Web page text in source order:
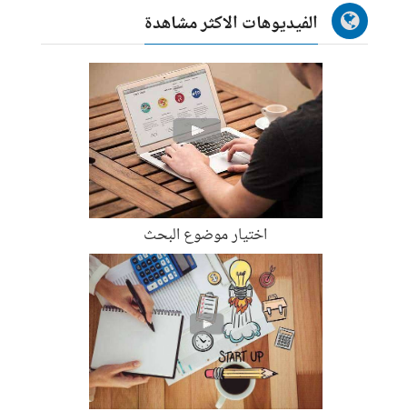
الفيديوهات الاكثر مشاهدة
اختيار موضوع البحث